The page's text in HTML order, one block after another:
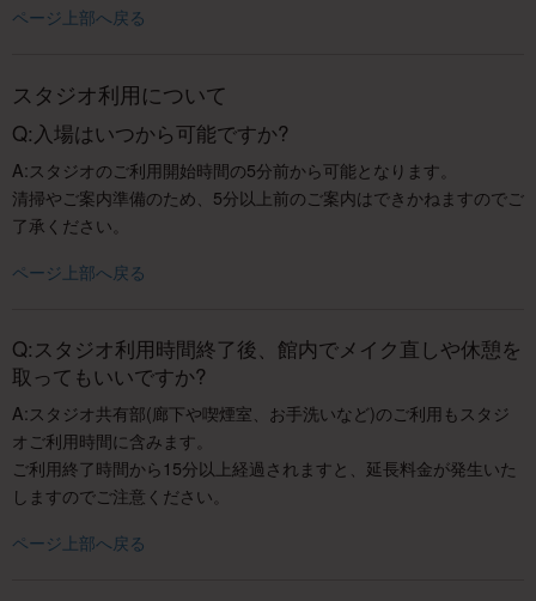
ページ上部へ戻る
スタジオ利用について
Q:入場はいつから可能ですか?
A:スタジオのご利用開始時間の5分前から可能となります。
清掃やご案内準備のため、5分以上前のご案内はできかねますのでご
了承ください。
ページ上部へ戻る
Q:スタジオ利用時間終了後、館内でメイク直しや休憩を
取ってもいいですか?
A:スタジオ共有部(廊下や喫煙室、お手洗いなど)のご利用もスタジ
オご利用時間に含みます。
ご利用終了時間から15分以上経過されますと、延長料金が発生いた
しますのでご注意ください。
ページ上部へ戻る